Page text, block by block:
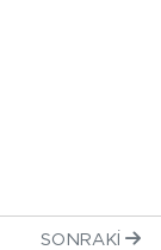
SONRAKI